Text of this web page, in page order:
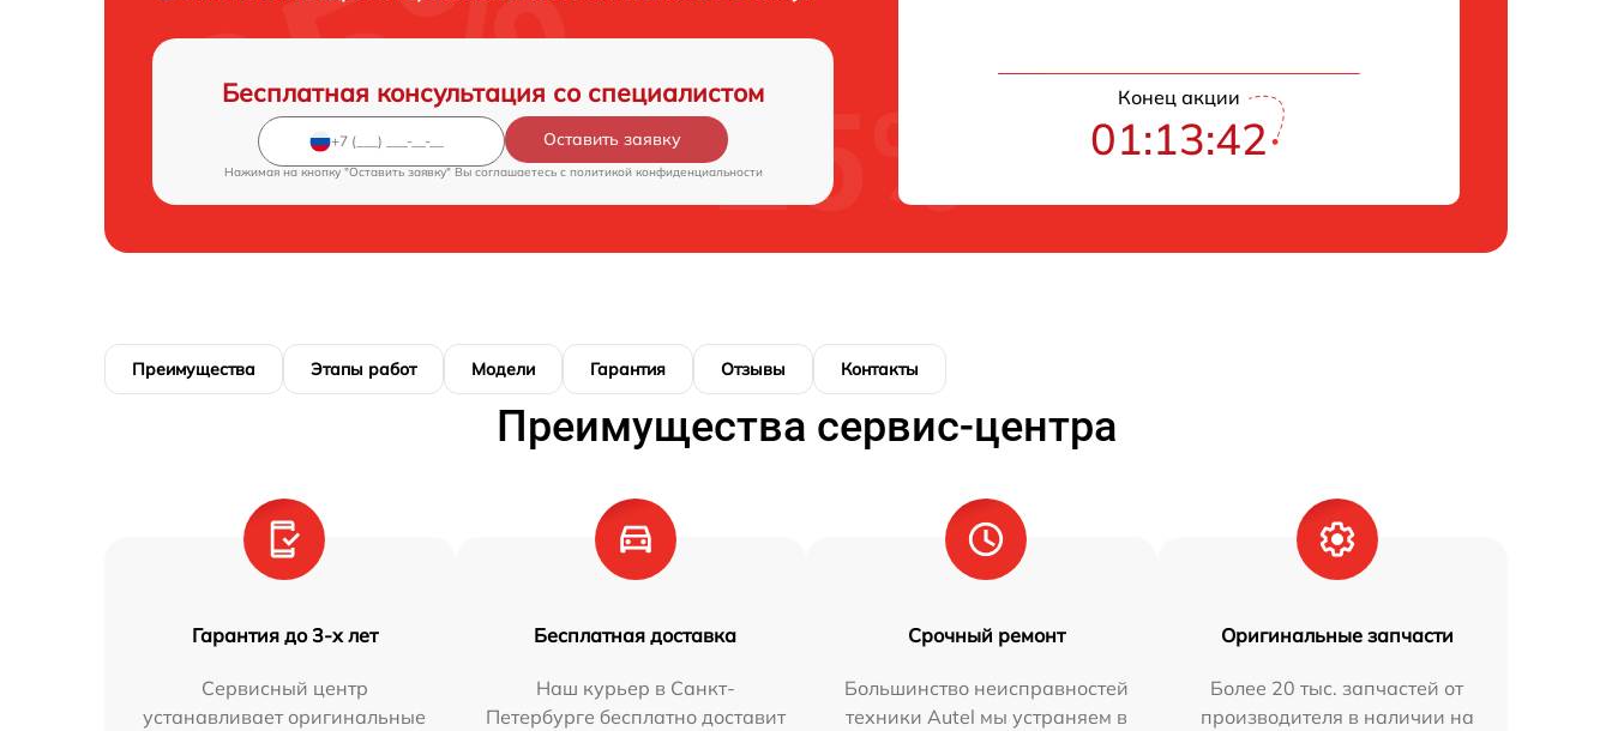
Бесплатная консультация со специалистом
Оставить заявку
Нажимая на кнопку "Оставить заявку" Вы соглашаетесь c политикой конфиденциальности
Конец акции
01:13:41
Преимущества Этапы работ Модели Гарантия Отзывы Контакты
Преимущества сервис-центра
Гарантия до 3-х лет
Сервисный центр
устанавливает оригинальные
Бесплатная доставка
Наш курьер в Санкт-
Петербурге бесплатно доставит
Срочный ремонт
Большинство неисправностей
техники Autel мы устраняем в
Оригинальные запчасти
Более 20 тыс. запчастей от
производителя в наличии на